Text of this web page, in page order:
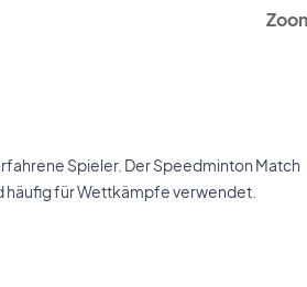
Spieler. Der Speedminton Match
häufig für Wettkämpfe verwendet.